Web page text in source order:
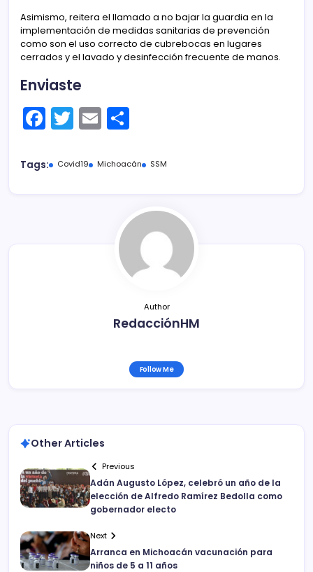
Asimismo, reitera el llamado a no bajar la guardia en la
implementación de medidas sanitarias de prevención
como son el uso correcto de cubrebocas en lugares
cerrados y el lavado y desinfección frecuente de manos.
Enviaste
F
c
T
itt
E
ai m
ar
tir
Tags: Covid19 Michoacán SSM
Author
RedacciónHM
Follow Me
Other Articles
Previous
Adán Augusto López, celebró un año de la
elección de Alfredo Ramírez Bedolla como
gobernador electo
Next
Arranca en Michoacán vacunación para
niños de 5 a 11 años